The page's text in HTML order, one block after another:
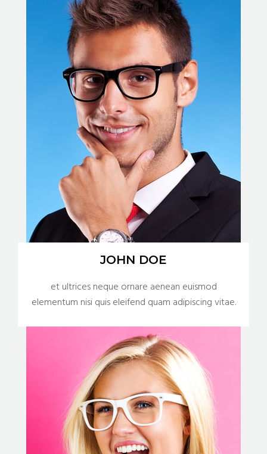
JOHN DOE
et ultrices neque ornare aenean euismod
elementum nisi quis eleifend quam adipiscing vitae.